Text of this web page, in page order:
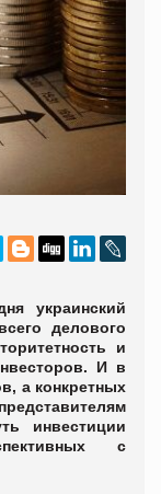
украинский
делового
и
И в
а конкретных
инвестиции
с